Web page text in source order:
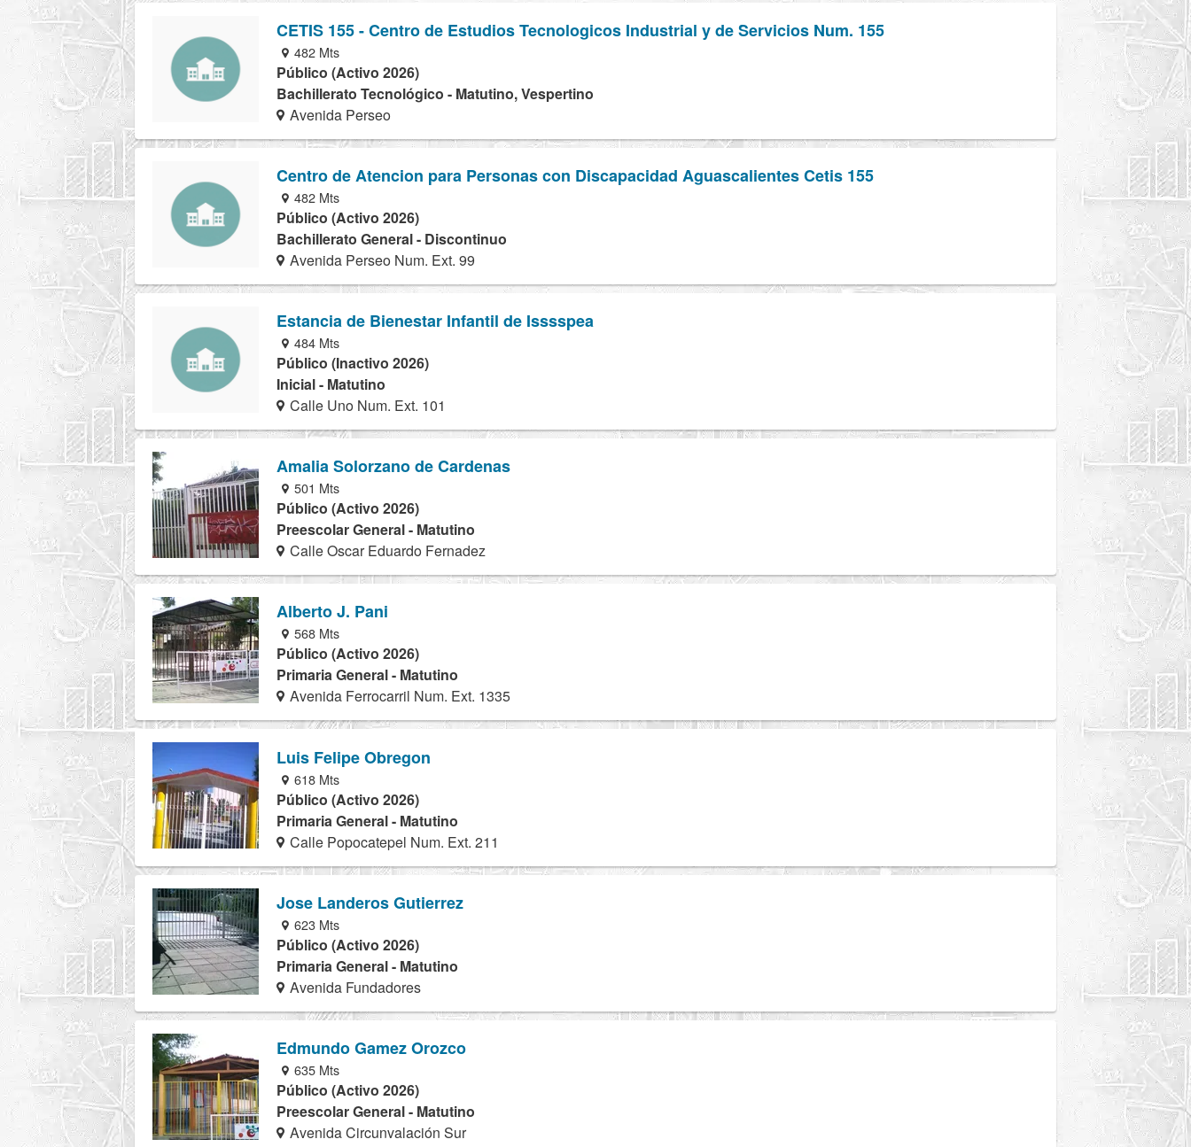
CETIS 155 - Centro de Estudios Tecnologicos Industrial y de Servicios Num. 155
482 Mts
Público (Activo 2026)
Bachillerato Tecnológico - Matutino, Vespertino
Avenida Perseo
Centro de Atencion para Personas con Discapacidad Aguascalientes Cetis 155
482 Mts
Público (Activo 2026)
Bachillerato General - Discontinuo
Avenida Perseo Num. Ext. 99
Estancia de Bienestar Infantil de Isssspea
484 Mts
Público (Inactivo 2026)
Inicial - Matutino
Calle Uno Num. Ext. 101
Amalia Solorzano de Cardenas
501 Mts
Público (Activo 2026)
Preescolar General - Matutino
Calle Oscar Eduardo Fernadez
Alberto J. Pani
568 Mts
Público (Activo 2026)
Primaria General - Matutino
Avenida Ferrocarril Num. Ext. 1335
Luis Felipe Obregon
618 Mts
Público (Activo 2026)
Primaria General - Matutino
Calle Popocatepel Num. Ext. 211
Jose Landeros Gutierrez
623 Mts
Público (Activo 2026)
Primaria General - Matutino
Avenida Fundadores
Edmundo Gamez Orozco
635 Mts
Público (Activo 2026)
Preescolar General - Matutino
Avenida Circunvalación Sur